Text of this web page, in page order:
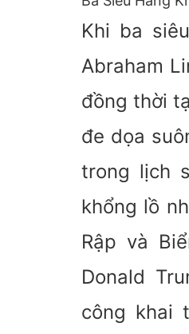
Khi ba
Abraham
đồng thời
đe dọa
trong lịch
khổng lồ
Rập và
Donald
công khai